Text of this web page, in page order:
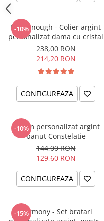
-10%
I am Enough - Colier argint
personalizat dama cu cristal
238,00 RON
214,20 RON
CONFIGUREAZA
-10%
Charm personalizat argint
banut Constelatie
144,00 RON
129,60 RON
CONFIGUREAZA
-15%
Harmony - Set bratari